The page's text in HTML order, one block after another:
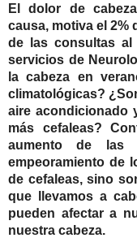
El dolor de
causa, motiva el 2%
de las consultas
servicios de
la cabeza en
climatológicas?
aire acondicionado
más cefaleas?
aumento de las
empeoramiento de
de cefaleas, sino
que llevamos a
pueden afectar a
nuestra cabeza.